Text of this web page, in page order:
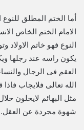
أما الختم المطلق للنوع
الامام الختم الخاص
النوع فهو خاتم
یکون راسه عند رجلها
العقم فی الرجال
الله تعالی فلایجاب
مثل البهائم لایحلون
شهوة مجردة عن العقل.